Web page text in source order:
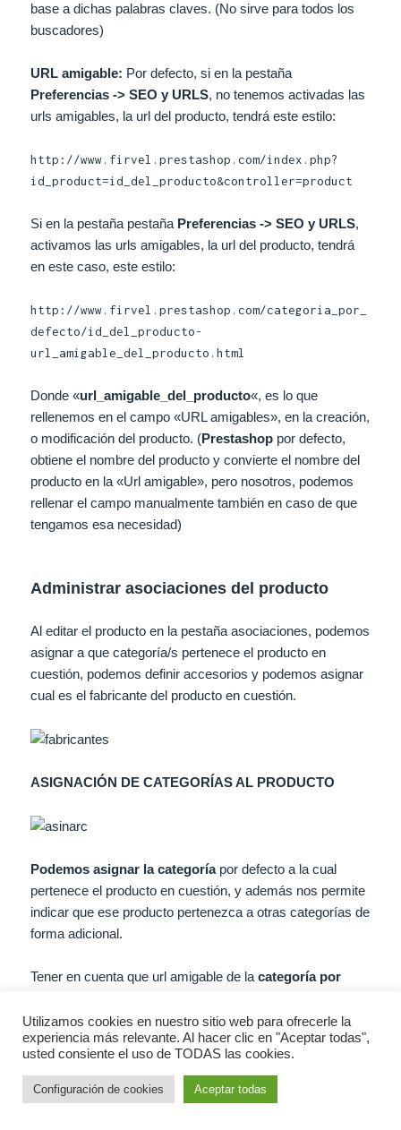
base a dichas palabras claves. (No sirve para todos los
buscadores)
URL amigable: Por defecto, si en la pestaña
Preferencias -> SEO y URLS, no tenemos activadas las
urls amigables, la url del producto, tendrá este estilo:
http://www.firvel.prestashop.com/index.php?
id_product=id_del_producto&controller=product
Si en la pestaña pestaña Preferencias -> SEO y URLS,
activamos las urls amigables, la url del producto, tendrá
en este caso, este estilo:
http://www.firvel.prestashop.com/categoria_por_
defecto/id_del_producto-
url_amigable_del_producto.html
Donde «url_amigable_del_producto«, es lo que
rellenemos en el campo «URL amigables», en la creación,
o modificación del producto. (Prestashop por defecto,
obtiene el nombre del producto y convierte el nombre del
producto en la «Url amigable», pero nosotros, podemos
rellenar el campo manualmente también en caso de que
tengamos esa necesidad)
Administrar asociaciones del producto
Al editar el producto en la pestaña asociaciones, podemos
asignar a que categoría/s pertenece el producto en
cuestión, podemos definir accesorios y podemos asignar
cual es el fabricante del producto en cuestión.
ASIGNACIÓN DE CATEGORÍAS AL PRODUCTO
Podemos asignar la categoríapor defecto a la cual
pertenece el producto en cuestión, y además nos permite
indicar que ese producto pertenezca a otras categorías de
forma adicional.
Tener en cuenta que url amigable de lacategoría por
producto.
La categoría por defecto es la categoría real a la que
pertenecerá el producto.
Utilizamos cookies en nuestro sitio web para ofrecerle la
experiencia más relevante. Al hacer clic en "Aceptar todas",
usted consiente el uso de TODAS las cookies.
Configuración de cookies Aceptar todas